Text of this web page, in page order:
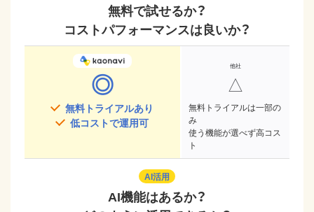
無料で試せるか？
コストパフォーマンスは良いか？
◎
無料トライアルあり
低コストで運用可
△
無料トライアルは一部の
み
使う機能が選べず高コス
ト
AI活用
AI機能はあるか？